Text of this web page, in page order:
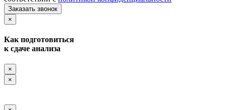
Заказать звонок
×
Как подготовиться
к сдаче анализа
×
×